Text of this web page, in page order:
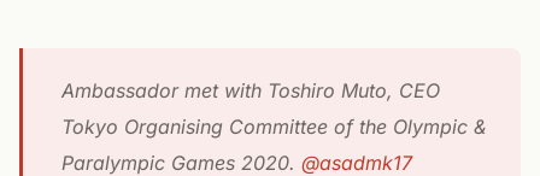
Ambassador met with Toshiro Muto, CEO
Tokyo Organising Committee of the Olympic &
Paralympic Games 2020. @asadmk17